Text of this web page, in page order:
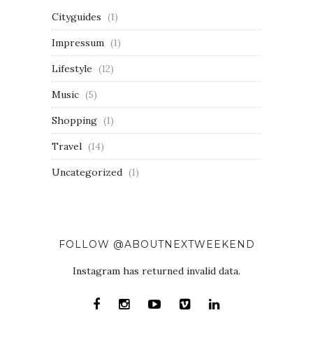
Cityguides (1)
Impressum (1)
Lifestyle (12)
Music (5)
Shopping (1)
Travel (14)
Uncategorized (1)
FOLLOW @ABOUTNEXTWEEKEND
Instagram has returned invalid data.